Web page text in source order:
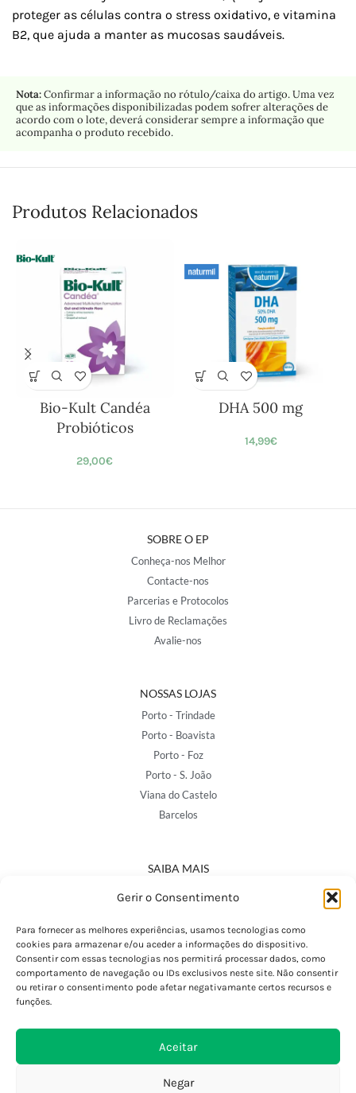
Gerir o Consentimento
Para fornecer as melhores experiências, usamos tecnologias como
cookies para armazenar e/ou aceder a informações do dispositivo.
Consentir com essas tecnologias nos permitirá processar dados, como
comportamento de navegação ou IDs exclusivos neste site. Não consentir
ou retirar o consentimento pode afetar negativamante certos recursos e
funções.
Aceitar
Negar
proteger as células contra o stress oxidativo, e vitamina
B2, que ajuda a manter as mucosas saudáveis.
Nota:Confirmar a informação no rótulo/caixa do artigo. Uma vez
que as informações disponibilizadas podem sofrer alterações de
acordo com o lote, deverá considerar sempre a informação que
acompanha o produto recebido.
Produtos Relacionados
Bio-Kult Candéa
Probióticos
29,00€
DHA 500 mg
14,99€
SOBRE O EP
Conheça-nos Melhor
Contacte-nos
Parcerias e Protocolos
Livro de Reclamações
Avalie-nos
NOSSAS LOJAS
Porto - Trindade
Porto - Boavista
Porto - Foz
Porto - S. João
Viana do Castelo
Barcelos
SAIBA MAIS
Política de Privacidade
Termos e Condições
Perguntas Frequentes
Custos de Envio
Encomendas Internacionais
Devoluções e Trocas